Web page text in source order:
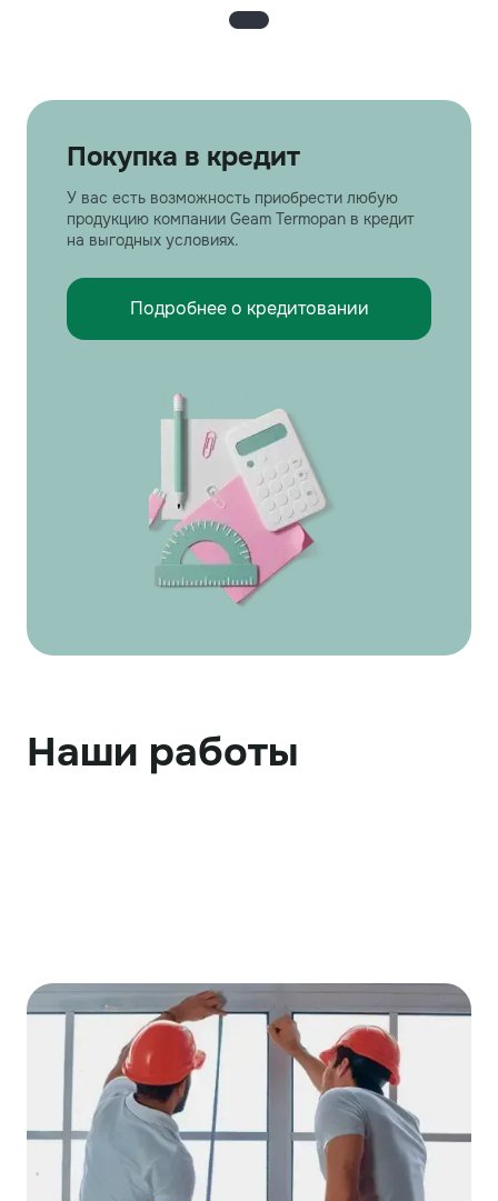
Покупка в кредит
У вас есть возможность приобрести любую
продукцию компании Geam Termopan в кредит
на выгодных условиях.
Подробнее о кредитовании
Наши работы